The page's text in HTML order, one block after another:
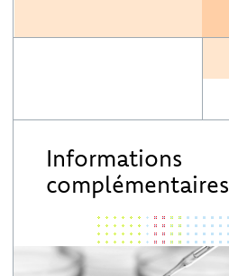
Informations
complémentaires